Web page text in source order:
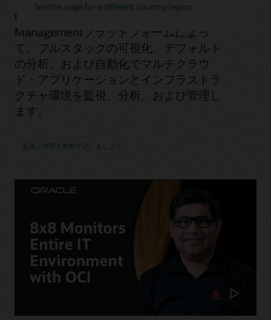
See this page for a different country/region
Oracle Cloud Observability and
Managementプラットフォームによっ
て、フルスタックの可視化、デフォルト
の分析、および自動化でマルチクラウ
ド・アプリケーションとインフラストラ
クチャ環境を監視、分析、および管理し
ます。
監視と管理を無料で試しましょう